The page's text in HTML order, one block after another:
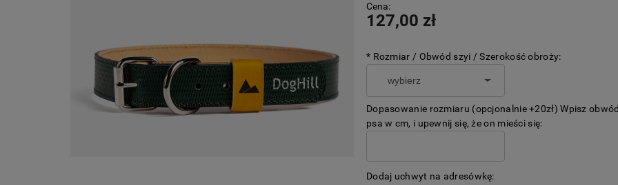
Cena:
127,00 zł
* Rozmiar / Obwód szyi / Szerokość obroży:
Dopasowanie rozmiaru (opcjonalnie +20zł) Wpisz
psa w cm, i upewnij się, że on mieści się:
Dodaj uchwyt na adresówkę: